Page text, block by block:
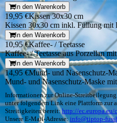
In den Warenkorb
19,95 €Kissen 30x30 cm
Kissen 30x30 cm inkl. Füllung mit
In den Warenkorb
10,95 €Kaffee- / Teetasse
Kaffee- / Teetasse aus Porzellan
In den Warenkorb
14,95 €Mund- und Nasenschutz-
Mund- und Nasenschutz-Maske
Informationen zur Online-
unter folgendem Link eine Plattform zur
Streitigkeiten bereit:http://ec.europa.eu/
Unsere E-Mail-Adresse: info@tiptop-